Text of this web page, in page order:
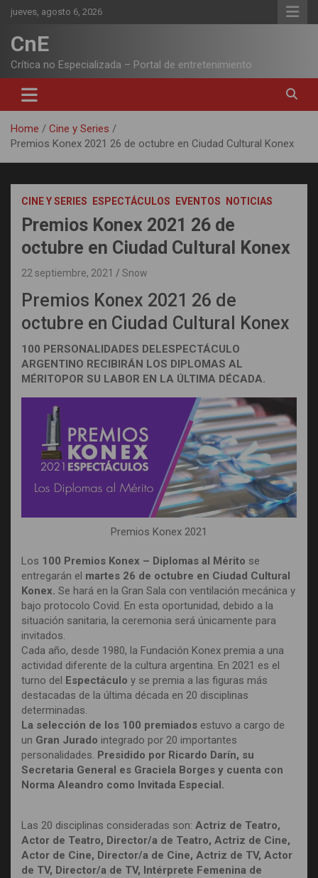
Skip
content
jueves, agosto 6, 2026
CnE
Crítica no Especializada – Portal de entretenimiento
Home
Cine y Series
Premios Konex 2021 26 de octubre en Ciudad Cultural Konex
CINE Y SERIES ESPECTÁCULOS EVENTOS NOTICIAS
Premios Konex 2021 26 de
octubre en Ciudad Cultural Konex
22 septiembre, 2021 Snow
Premios Konex 2021 26 de
octubre en Ciudad Cultural Konex
100 PERSONALIDADES DELESPECTÁCULO
ARGENTINO RECIBIRÁN LOS DIPLOMAS AL
MÉRITOPOR SU LABOR EN LA ÚLTIMA DÉCADA.
Premios Konex 2021
Los 100 Premios Konex – Diplomas al Mérito se
entregarán el martes 26 de octubre en Ciudad Cultural
Konex. Se hará en la Gran Sala con ventilación mecánica y
bajo protocolo Covid. En esta oportunidad, debido a la
situación sanitaria, la ceremonia será únicamente para
invitados.
Cada año, desde 1980, la Fundación Konex premia a una
actividad diferente de la cultura argentina. En 2021 es el
turno del Espectáculo y se premia a las figuras más
destacadas de la última década en 20 disciplinas
determinadas.
La selección de los 100 premiados estuvo a cargo de
un Gran Jurado integrado por 20 importantes
personalidades. Presidido por Ricardo Darín, su
Secretaria General es Graciela Borges y cuenta con
Norma Aleandro como Invitada Especial.
Las 20 disciplinas consideradas son: Actriz de Teatro,
Actor de Teatro, Director/a de Teatro, Actriz de Cine,
Actor de Cine, Director/a de Cine, Actriz de TV, Actor
de TV, Director/a de TV, Intérprete Femenina de